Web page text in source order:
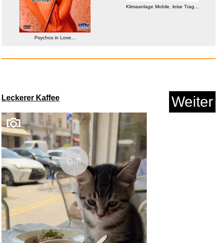
Horizons...
Psychos in Love...
Psychos in Love...
Klimaanlage Mobile, leise Trag...
Leckerer Kaffee Weiter
GIF